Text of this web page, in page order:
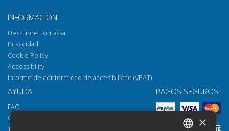
INFORMACIÓN
Descubre Torrossa
Privacidad
Cookie Policy
Accessibility
Informe de conformidad de accesibilidad (VPAT)
AYUDA
FAQ
Cómo abrir los archivos
PAGOS SEGUROS
×